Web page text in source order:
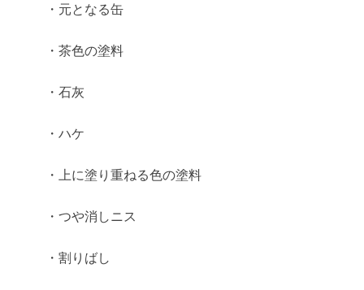
・元となる缶
・茶色の塗料
・石灰
・ハケ
・上に塗り重ねる色の塗料
・つや消しニス
・割りばし